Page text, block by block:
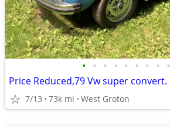
• • • • • • • • •
Price Reduced,79 Vw super convert.
7/13 73k mi West Groton